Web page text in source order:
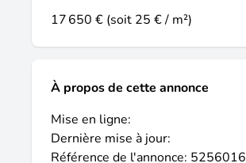
17 650 € (soit 25 € / m²)
À propos de cette annonce
Mise en ligne:
Dernière mise à jour:
Référence de l'annonce: 5256016